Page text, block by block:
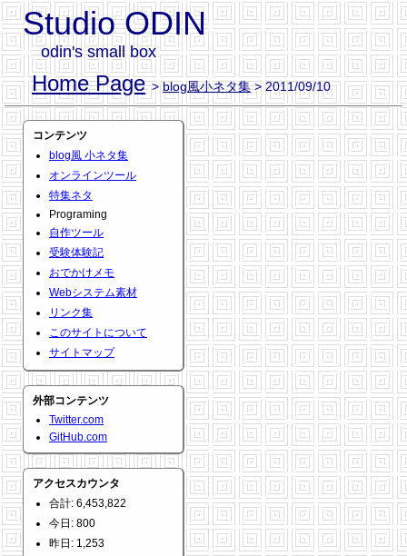
Studio ODIN
odin's small box
Home Page >blog風小ネタ集> 2011/09/10
コンテンツ
blog風 小ネタ集
オンラインツール
特集ネタ
Programing
自作ツール
受験体験記
おでかけメモ
Webシステム素材
リンク集
このサイトについて
サイトマップ
外部コンテンツ
Twitter.com
GitHub.com
アクセスカウンタ
合計: 6,453,822
今日: 800
昨日: 1,253